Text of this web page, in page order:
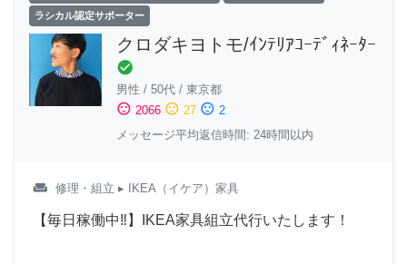
ラシカル認定サポーター
クロダキヨトモ/ｲﾝﾃﾘｱｺｰﾃﾞｨﾈｰﾀｰ
check_circle
男性 / 50代 / 東京都
sentiment_satisfied 2066 sentiment_neutral 27 sentiment_dissatisfied 2
メッセージ平均返信時間: 24時間以内
weekend 修理・組立 ▸ IKEA（イケア）家具
【毎日稼働中‼︎】IKEA家具組立代行いたします！